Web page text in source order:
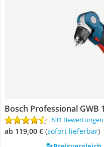
Bosch Professional GWB
631 Bewertungen
ab 119,00 € ( Sofort lieferbar)